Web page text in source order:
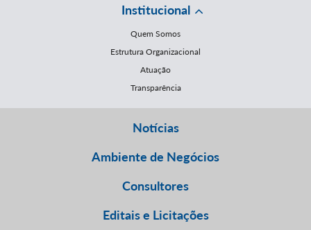
Institucional
Quem Somos
Estrutura Organizacional
Atuação
Transparência
Notícias
Ambiente de Negócios
Consultores
Editais e Licitações